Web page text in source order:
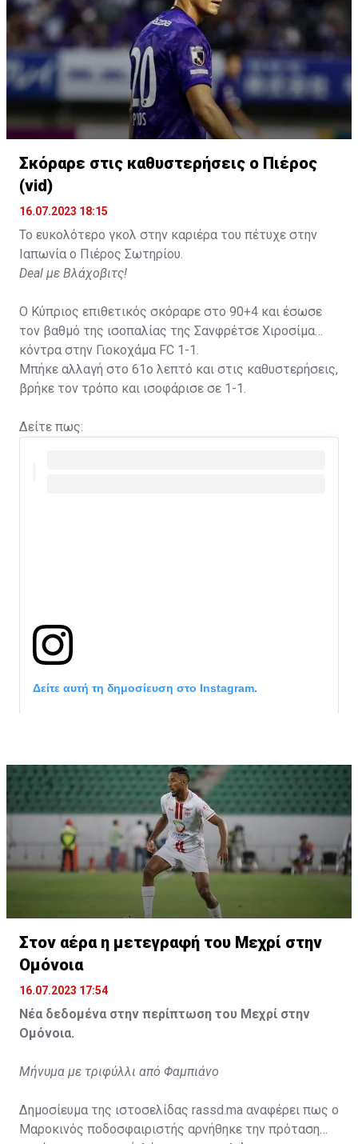
Σκόραρε στις καθυστερήσεις ο Πιέρος
(vid)
16.07.2023 18:15
Το ευκολότερο γκολ στην καριέρα του πέτυχε στην
Ιαπωνία ο Πιέρος Σωτηρίου.
Deal με Βλάχοβιτς!
Ο Κύπριος επιθετικός σκόραρε στο 90+4 και έσωσε
τον βαθμό της ισοπαλίας της Σανφρέτσε Χιροσίμα
κόντρα στην Γιοκοχάμα FC 1-1.
Μπήκε αλλαγή στο 61ο λεπτό και στις καθυστερήσεις,
βρήκε τον τρόπο και ισοφάρισε σε 1-1.
Δείτε πως:
Δείτε αυτή τη δημοσίευση στο Instagram.
Στον αέρα η μετεγραφή του Μεχρί στην
Ομόνοια
16.07.2023 17:54
Νέα δεδομένα στην περίπτωση του Μεχρί στην
Ομόνοια.
Μήνυμα με τριφύλλι από Φαμπιάνο
Δημοσίευμα της ιστοσελίδας rassd.ma αναφέρει πως ο
Μαροκινός ποδοσφαιριστής αρνήθηκε την πρόταση